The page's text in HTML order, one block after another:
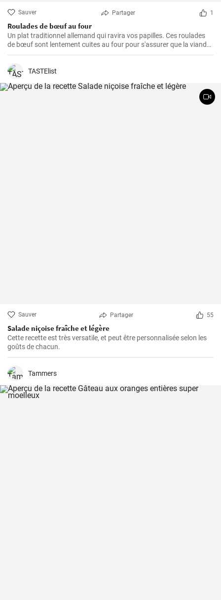
Sauver Partager 1
Roulades de bœuf au four
Un plat traditionnel allemand qui ravira vos papilles. Ces roulades
de bœuf sont lentement cuites au four pour s'assurer que la viande
est tendre et juteuse, alors que la garniture est imprégnée des
TASTElist
Sauver Partager 55
Salade niçoise fraîche et légère
Cette recette est très versatile, et peut être personnalisée selon les
goûts de chacun.
Tammers